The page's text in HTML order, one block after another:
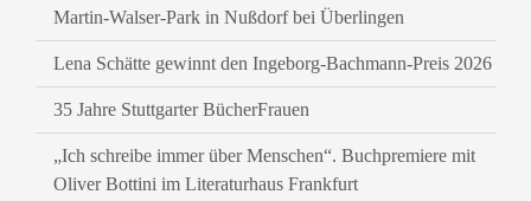
Martin-Walser-Park in Nußdorf bei Überlingen
Lena Schätte gewinnt den Ingeborg-Bachmann-Preis 2026
35 Jahre Stuttgarter BücherFrauen
„Ich schreibe immer über Menschen“. Buchpremiere mit
Oliver Bottini im Literaturhaus Frankfurt